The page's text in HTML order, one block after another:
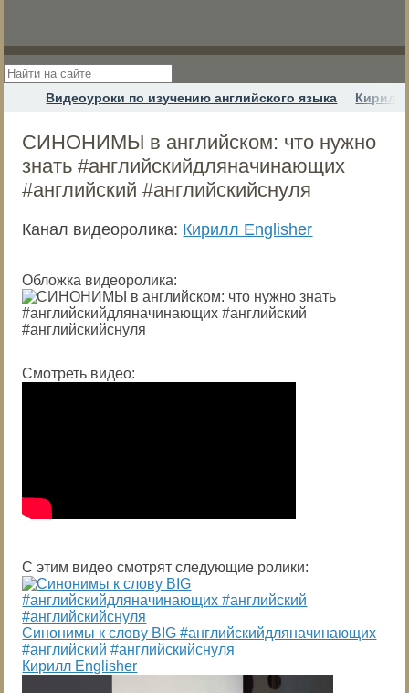
Видеоуроки по изучению английского языка Кирилл
СИНОНИМЫ в английском: что нужно
знать #английскийдляначинающих
#английский #английскийснуля
Канал видеоролика: Кирилл Englisher
Обложка видеоролика:
Смотреть видео:
С этим видео смотрят следующие ролики:
Синонимы к слову BIG #английскийдляначинающих
#английский #английскийснуля
Кирилл Englisher